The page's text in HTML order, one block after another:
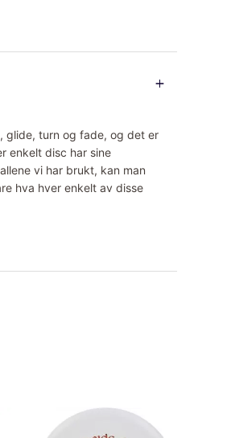
glide, turn og fade, og det er
enkelt disc har sine
vi har brukt, kan man
hva hver enkelt av disse